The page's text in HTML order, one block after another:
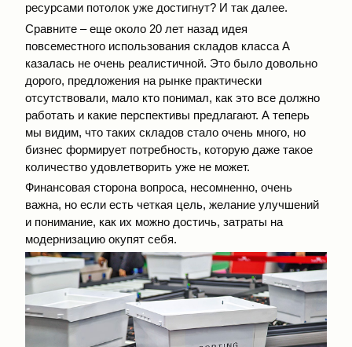
ресурсами потолок уже достигнут? И так далее.
Сравните – еще около 20 лет назад идея
повсеместного использования складов класса А
казалась не очень реалистичной. Это было довольно
дорого, предложения на рынке практически
отсутствовали, мало кто понимал, как это все должно
работать и какие перспективы предлагают. А теперь
мы видим, что таких складов стало очень много, но
бизнес формирует потребность, которую даже такое
количество удовлетворить уже не может.
Финансовая сторона вопроса, несомненно, очень
важна, но если есть четкая цель, желание улучшений
и понимание, как их можно достичь, затраты на
модернизацию окупят себя.